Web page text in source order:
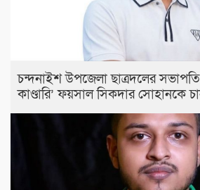
চন্দনাইশ উপজেলা ছাত্রদলের
কাণ্ডারি’ ফয়সাল সিকদার সোহানকে